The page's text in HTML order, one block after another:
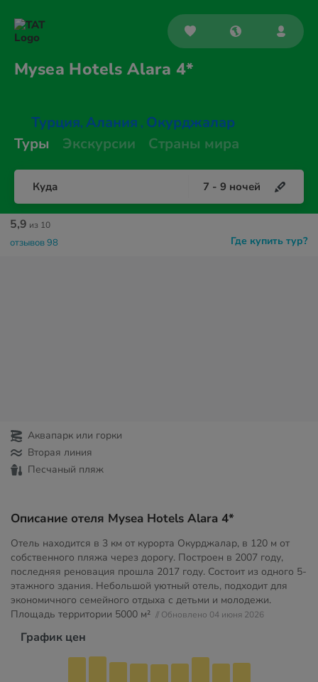
Mysea HotelsAlara 4*
Турция, Алания , Окурджалар
Туры
Экскурсии Страны мира
Куда 7 - 9 ночей
Где купить тур?
5,9 из 10
отзывов 98
Аквапарк или горки
Вторая линия
Песчаный пляж
Описание отеля Mysea Hotels Alara 4*
Отель находится в 3 км от курорта Окурджалар, в 120 м от
собственного пляжа через дорогу. Построен в 2007 году,
последняя реновация прошла 2017 году. Состоит из одного 5-
этажного здания. Небольшой уютный отель, подходит для
экономичного семейного отдыха с детьми и молодежи.
Площадь территории 5000 м² // Обновлено 04 июня 2026
График цен